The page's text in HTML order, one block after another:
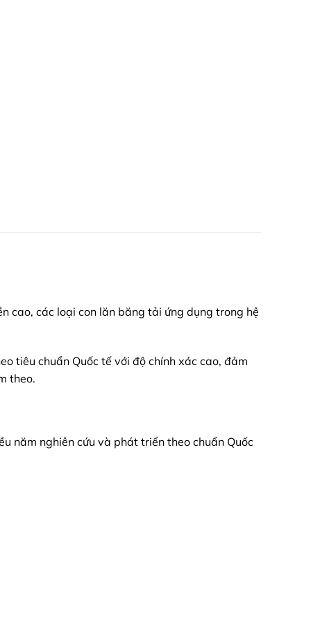
cao, các loại con lăn băng tải ứng dụng trong hệ
tiêu chuẩn Quốc tế với độ chính xác cao, đảm
theo.
năm nghiên cứu và phát triển theo chuẩn Quốc